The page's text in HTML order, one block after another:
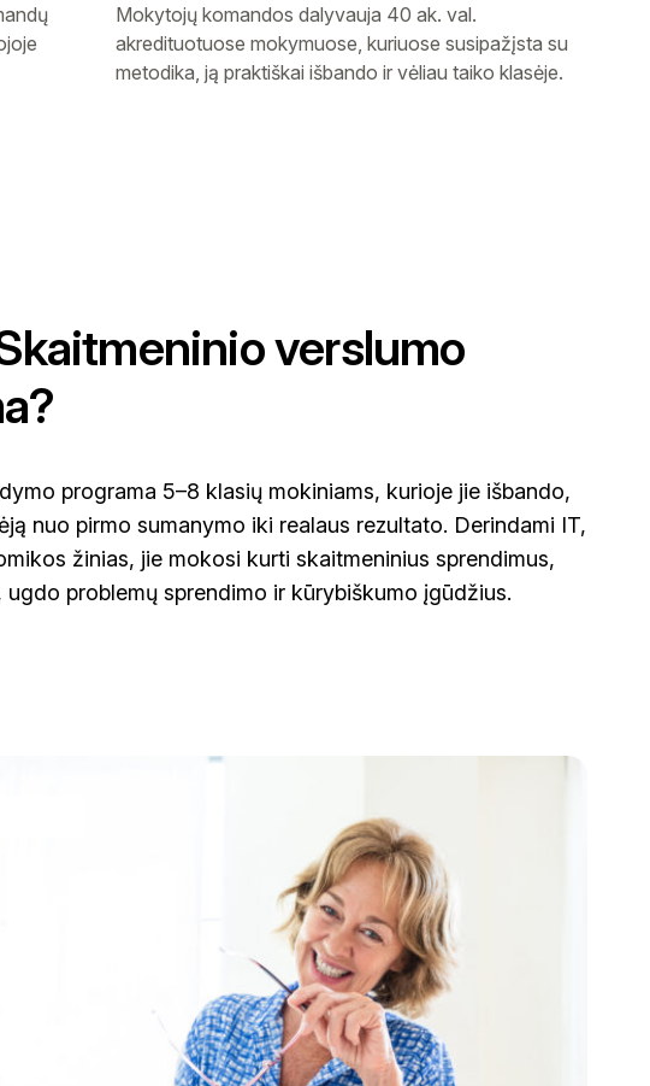
Mokytojų komandos dalyvauja 40 ak. val.
akredituotuose mokymuose, kuriuose susipažįsta su
metodika, ją praktiškai išbando ir vėliau taiko klasėje.
verslumo
programa 5–8 klasių mokiniams, kurioje jie išbando,
nuo pirmo sumanymo iki realaus rezultato. Derindami IT,
žinias, jie mokosi kurti skaitmeninius sprendimus,
problemų sprendimo ir kūrybiškumo įgūdžius.